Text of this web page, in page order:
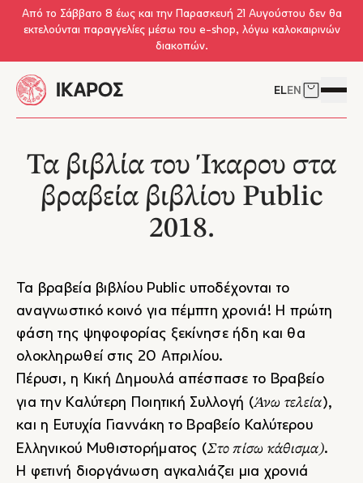
Skip to main content
Από το Σάββατο 8 έως και την Παρασκευή 21 Αυγούστου δεν θα
εκτελούνται παραγγελίες μέσω του e-shop, λόγω καλοκαιρινών
διακοπών.
ELEN Δείτε το
Τα βιβλία του Ίκαρου στα
βραβεία βιβλίου Public
2018.
Τα βραβεία βιβλίου Public υποδέχονται το
αναγνωστικό κοινό για πέμπτη χρονιά! Η πρώτη
φάση της ψηφοφορίας ξεκίνησε ήδη και θα
ολοκληρωθεί στις 20 Απριλίου.
Πέρυσι, η Κική Δημουλά απέσπασε το Βραβείο
για την Καλύτερη Ποιητική Συλλογή (Άνω τελεία),
και η Ευτυχία Γιαννάκη το Βραβείο Καλύτερου
Ελληνικού Μυθιστορήματος (Στο πίσω κάθισμα).
Η φετινή διοργάνωση αγκαλιάζει μια χρονιά